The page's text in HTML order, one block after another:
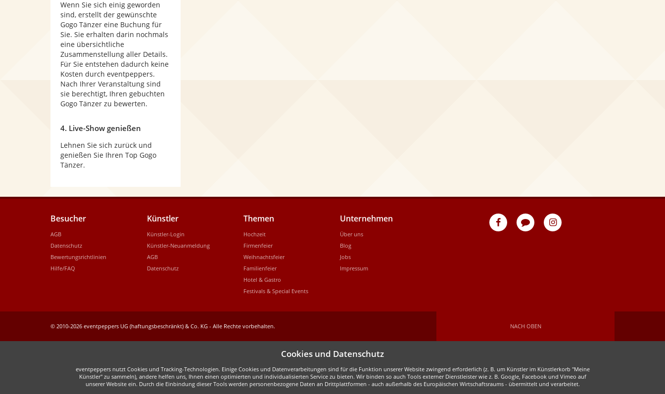
Wenn Sie sich einig geworden
sind, erstellt der gewünschte
Gogo Tänzer eine Buchung für
Sie. Sie erhalten darin nochmals
eine übersichtliche
Zusammenstellung aller Details.
Für Sie entstehen dadurch keine
Kosten durch eventpeppers.
Nach Ihrer Veranstaltung sind
sie berechtigt, Ihren gebuchten
Gogo Tänzer zu bewerten.
4. Live-Show genießen
Lehnen Sie sich zurück und
genießen Sie Ihren Top Gogo
Tänzer.
eventpeppersBlog
eventpeppers
Besucher
AGB
Datenschutz
Bewertungsrichtlinien
Hilfe/FAQ
Künstler
Künstler-Login
Künstler-Neuanmeldung
AGB
Datenschutz
Themen
Hochzeit
Firmenfeier
Weihnachtsfeier
Familienfeier
Hotel & Gastro
Festivals & Special Events
Unternehmen
Über uns
Blog
Jobs
Impressum
NACH OBEN
© 2010-2026 eventpeppers UG (haftungsbeschränkt) & Co. KG - Alle Rechte vorbehalten.
Cookies und Datenschutz
eventpeppers nutzt Cookies und Tracking-Technologien. Einige Cookies und Datenverarbeitungen sind für die Funktion unserer Website zwingend erforderlich (z. B. um Künstler im Künstlerkorb "Meine
Künstler" zu sammeln), andere helfen uns, Ihnen einen optimierten und individualisierten Service zu bieten. Wir binden so auch Tools externer Dienstleister wie z. B. Google, Facebook und Vimeo auf
unserer Website ein. Durch die Einbindung dieser Tools werden personenbezogene Daten an Drittplattformen - auch außerhalb des Europäischen Wirtschaftsraums - übermittelt und verarbeitet.